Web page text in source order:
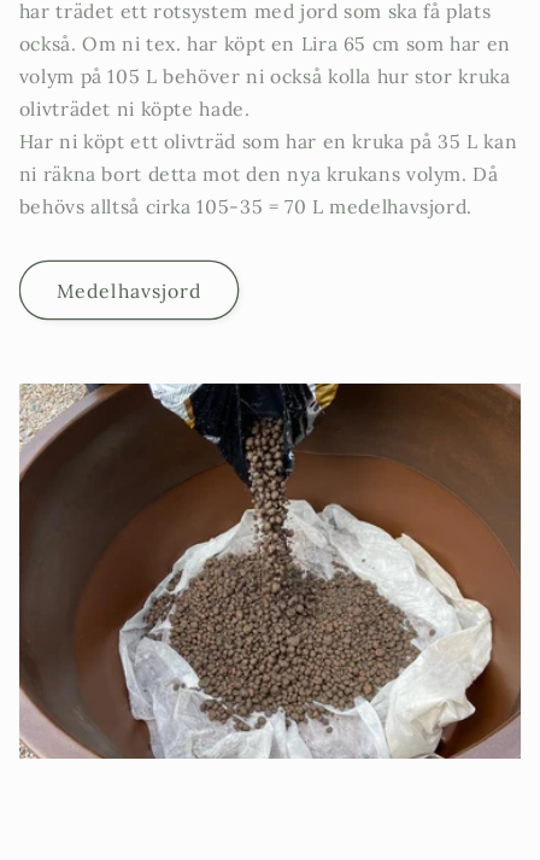
har trädet ett rotsystem med jord som ska få plats
också. Om ni tex. har köpt en Lira 65 cm som har en
volym på 105 L behöver ni också kolla hur stor kruka
olivträdet ni köpte hade.
Har ni köpt ett olivträd som har en kruka på 35 L kan
ni räkna bort detta mot den nya krukans volym. Då
behövs alltså cirka 105-35 = 70 L medelhavsjord.
Medelhavsjord